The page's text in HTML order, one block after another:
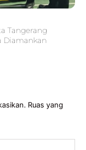
Tangerang
Diamankan
Ruas yang